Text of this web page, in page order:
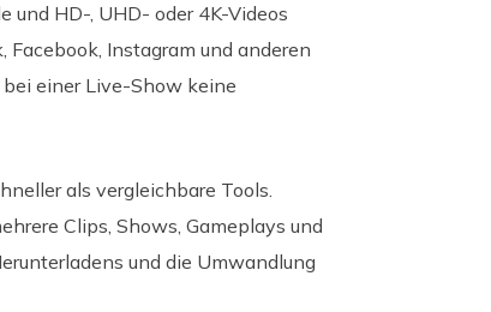
und HD-, UHD- oder 4K-Videos
Instagram und anderen
einer Live-Show keine
als vergleichbare Tools.
Clips, Shows, Gameplays und
und die Umwandlung